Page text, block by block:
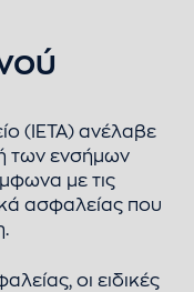
(ΙΕΤΑ) ανέλαβε
των ενσήμων
με τις
ασφαλείας που
οι ειδικές